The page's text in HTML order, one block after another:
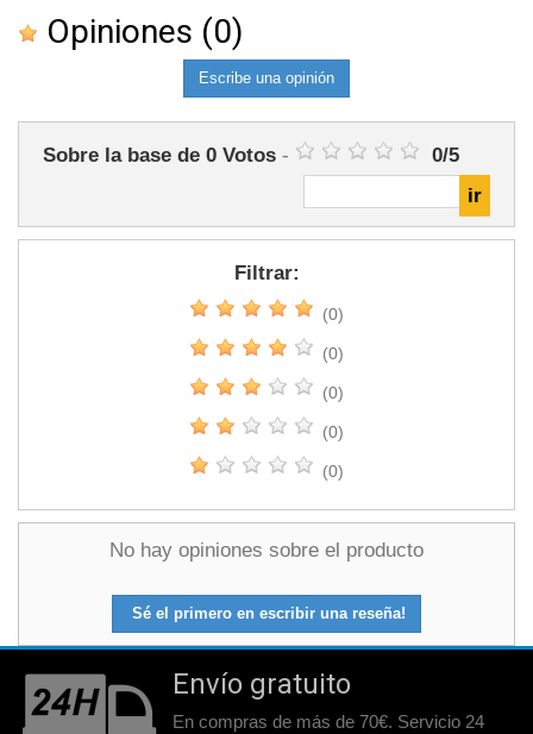
Opiniones (0)
Escribe una opinión
Sobre la base de 0 Votos - 0/5
Filtrar:
(0)
(0)
(0)
(0)
(0)
No hay opiniones sobre el producto
Sé el primero en escribir una reseña!
Envío gratuito
En compras de más de 70€. Servicio 24